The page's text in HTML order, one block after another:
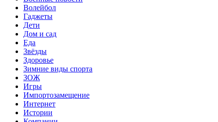
Волейбол
Гаджеты
Дети
Дом и сад
Еда
Звёзды
Здоровье
Зимние виды спорта
ЗОЖ
Игры
Импортозамещение
Интернет
Истории